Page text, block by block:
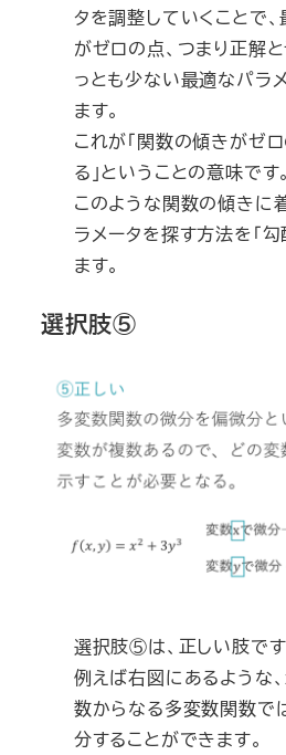
タを調整していくことで
がゼロの点、つまり正解
っとも少ない最適なパラ
ます。
これが「関数の傾きがゼ
る」ということの意味です。
このような関数の傾きに
ラメータを探す方法を「
ます。
選択肢⑤
選択肢⑤は、正しい肢です
例えば右図にあるような
数からなる多変数関数で
分することができます。